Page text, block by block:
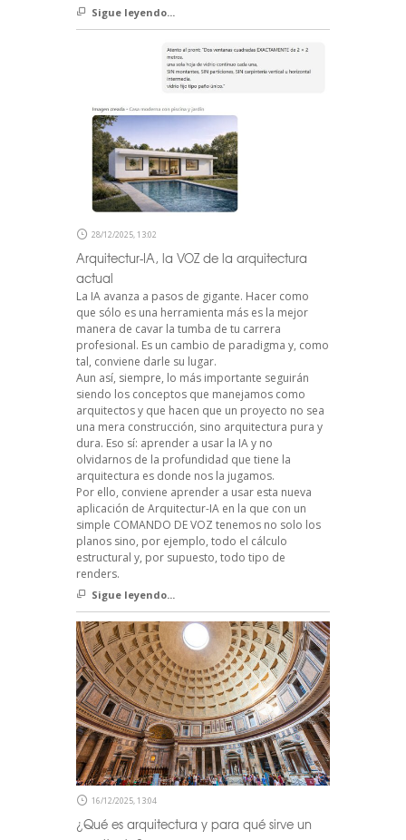
Sigue leyendo...
28/12/2025, 13:02
Arquitectur-IA, la VOZ de la arquitectura
actual
La IA avanza a pasos de gigante. Hacer como
que sólo es una herramienta más es la mejor
manera de cavar la tumba de tu carrera
profesional. Es un cambio de paradigma y, como
tal, conviene darle su lugar.
Aun así, siempre, lo más importante seguirán
siendo los conceptos que manejamos como
arquitectos y que hacen que un proyecto no sea
una mera construcción, sino arquitectura pura y
dura. Eso sí: aprender a usar la IA y no
olvidarnos de la profundidad que tiene la
arquitectura es donde nos la jugamos.
Por ello, conviene aprender a usar esta nueva
aplicación de Arquitectur-IA en la que con un
simple COMANDO DE VOZ tenemos no solo los
planos sino, por ejemplo, todo el cálculo
estructural y, por supuesto, todo tipo de
renders.
Sigue leyendo...
16/12/2025, 13:04
¿Qué es arquitectura y para qué sirve un